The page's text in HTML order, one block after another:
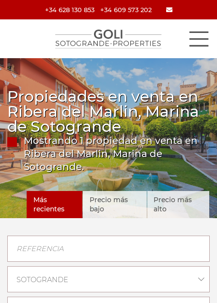
+34 628 130 853 +34 609 573 202
Propiedades en venta en
Ribera del Marlin, Marina
de Sotogrande
Mostrando 1 propiedad en venta en
Ribera del Marlin, Marina de
Sotogrande.
Más
recientes
Precio más
bajo
Precio más
alto
SOTOGRANDE